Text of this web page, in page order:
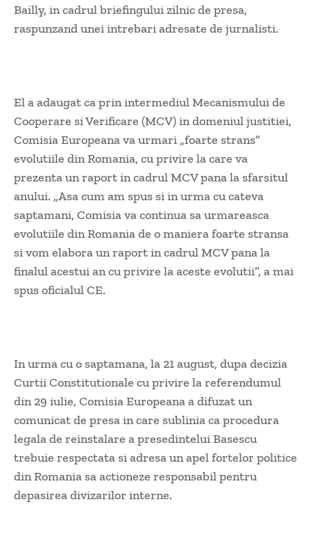
Bailly, in cadrul briefingului zilnic de presa,
raspunzand unei intrebari adresate de jurnalisti.
El a adaugat ca prin intermediul Mecanismului de
Cooperare si Verificare (MCV) in domeniul justitiei,
Comisia Europeana va urmari „foarte strans”
evolutiile din Romania, cu privire la care va
prezenta un raport in cadrul MCV pana la sfarsitul
anului. „Asa cum am spus si in urma cu cateva
saptamani, Comisia va continua sa urmareasca
evolutiile din Romania de o maniera foarte stransa
si vom elabora un raport in cadrul MCV pana la
finalul acestui an cu privire la aceste evolutii”, a mai
spus oficialul CE.
In urma cu o saptamana, la 21 august, dupa decizia
Curtii Constitutionale cu privire la referendumul
din 29 iulie, Comisia Europeana a difuzat un
comunicat de presa in care sublinia ca procedura
legala de reinstalare a presedintelui Basescu
trebuie respectata si adresa un apel fortelor politice
din Romania sa actioneze responsabil pentru
depasirea divizarilor interne.